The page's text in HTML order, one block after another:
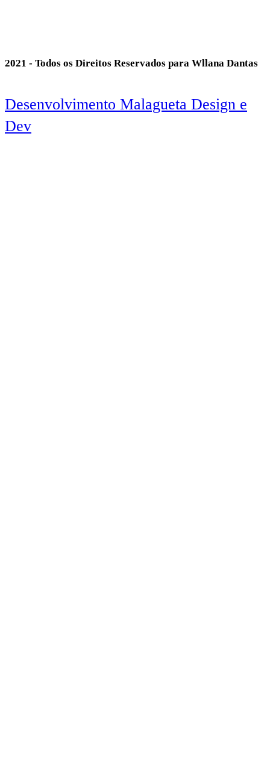
2021 - Todos os Direitos Reservados para Wllana Dantas
Desenvolvimento Malagueta Design e
Dev